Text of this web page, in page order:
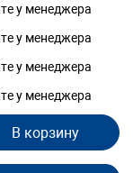
у менеджера
у менеджера
у менеджера
у менеджера
В корзину